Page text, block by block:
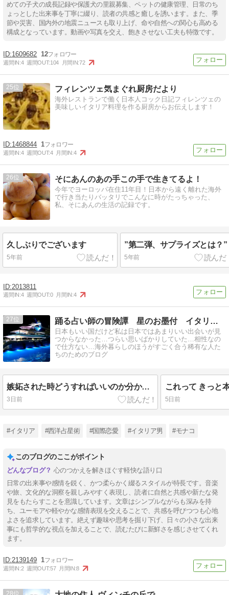
めての子犬の成長記録や保護犬の里親募集、ペットの健康管理、日常のち
ょっとした出来事を丁寧に綴り、読者の共感と癒しを誘います。また、季
節や災害、国内外の地震ニュースも取り上げ、命や自然への関心も高める
構成となっています。動画や写真を交え、飽きさせない工夫も特徴です。
1609682 12
週間IN:4 週間OUT:104 月間IN:72
25 フィレンツェ気まぐれ厨房だより
海外レストランで働く日本人コック日記フィレンツェの
美味しいイタリア料理を作る厨房からお伝えします！
1468844 1
週間IN:4 週間OUT:4 月間IN:4
26 そにあんのあの手この手で生きてるよ！
今年でヨーロッパ在住11年目！日本から遠く離れた海外
で行き当たりバッタリでこんなに時がたっちゃった、
私、そにあんの生活の記録です。
久しぶりでございます
5年前
”第二弾、サプライズとは？”
5年前
2013811
週間IN:4 週間OUT:0 月間IN:4
27 踊る占い師の冒険譚 星のお墨付 イタリアとモナコ
日本もいい国だけど私は日本ではあまりいい出会いが見
つからなかった…つらい思いばかりしていた…相性なの
で仕方ない…海外暮らしのほうがすごく合う稀有な人た
ちのためのブログ
嫉妬された時どうすればいいのか分かった…トコトン行くしかない。。
3日前 5日前
#イタリア #西洋占星術 #国際恋愛 #イタリア男 #モナコ
このブログのここがポイント
心のつかえを解きほぐす軽快な語り口
日常の出来事や感情を鋭く、かつ柔らかく綴るスタイルが特長です。音楽
や旅、文化的な洞察を親しみやすく表現し、読者に自然と共感や新たな発
見をもたらすことを意識しています。文章はシンプルながらも深みを持
ち、ユーモアや軽やかな感情表現を交えることで、共感を呼びつつも心地
よさを追求しています。絶えず趣味や思考を掘り下げ、日々の小さな出来
事にも哲学的な視点を加えることで、読むたびに新鮮さを感じさせてくれ
ます。
2139149 1
週間IN:2 週間OUT:57 月間IN:8
28